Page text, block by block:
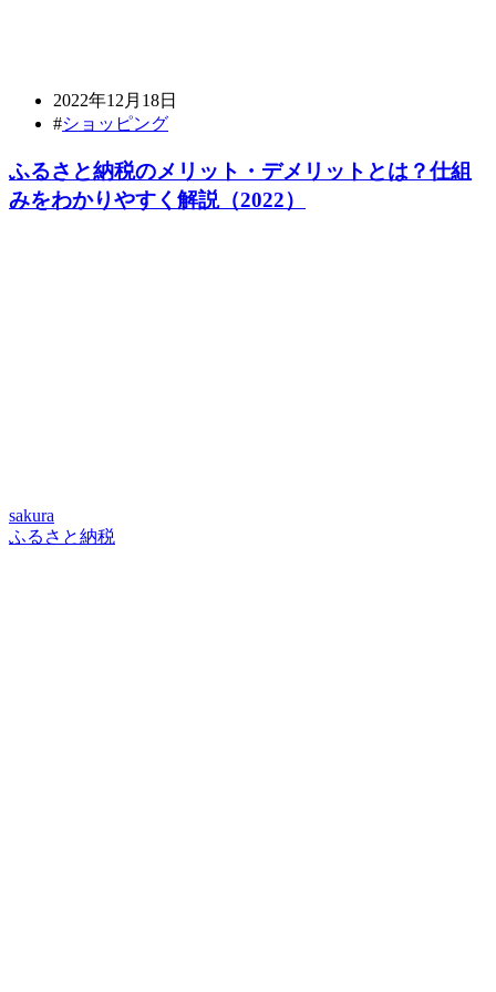
2022年12月18日
#ショッピング
ふるさと納税のメリット・デメリットとは？仕組
みをわかりやすく解説（2022）
sakura
ふるさと納税